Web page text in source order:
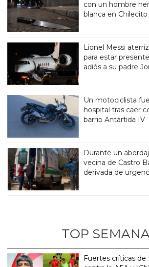
con un hombre
blanca en Chilecito
Lionel Messi
para estar
adiós a su padre
Un motociclista
hospital tras caer
barrio Antártida IV
Durante un
vecina de Castro
derivada de
TOP
Fuertes críticas de